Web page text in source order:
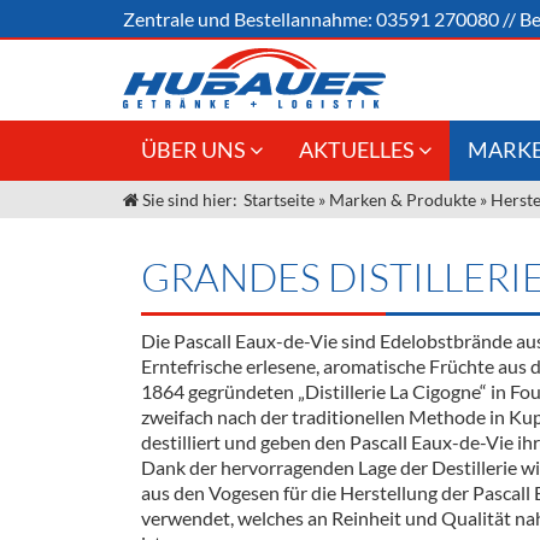
Zentrale und Bestellannahme: 03591 270080 //
ÜBER UNS
Jobs
Unser Team
Kontakt
AKTUELLES
Angebote Gastronomie &
Innovation - Die Neue Art des
Bierzapfens "DroughtMaster"
Neuigkeiten
Termine
Weine &
Bier
Fassbier + Zubehör
Öle &
Kaffee
Sie sind hier: Startseite » Marken & Produkte »
GRANDES
Die Pascall Eaux-de-Vie sind Edelobstbrände
Erntefrische erlesene, aromatische Früchte aus
1864 gegründeten „Distillerie La Cigogne“ in
zweifach nach der traditionellen Methode in
destilliert und geben den Pascall Eaux-de-Vie
Dank der hervorragenden Lage der Destillerie
aus den Vogesen für die Herstellung der Pascall
verwendet, welches an Reinheit und Qualität